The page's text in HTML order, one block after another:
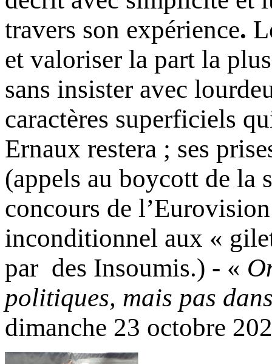
travers son expérience.
et valoriser la part la
sans insister avec
caractères superficiels
Ernaux restera ; ses
(appels au boycott de la
concours de
inconditionnel aux «
par des Insoumis.) - «
politiques, mais pas
dimanche 23 octobre